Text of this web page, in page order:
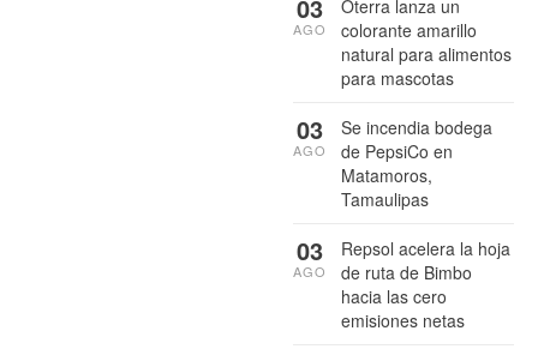
Oterra lanza un
colorante amarillo
natural para alimentos
para mascotas
03
AGO
Se incendia bodega
de PepsiCo en
Matamoros,
Tamaulipas
03
AGO
Repsol acelera la hoja
de ruta de Bimbo
hacia las cero
emisiones netas
03
AGO